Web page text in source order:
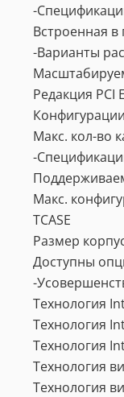
-
Встроенная в
-Варианты
Редакция PCI
Макс. кол-во
-
Макс.
TCASE
Размер
Доступны
-
Технология
Технология
Технология
Технология
Технология